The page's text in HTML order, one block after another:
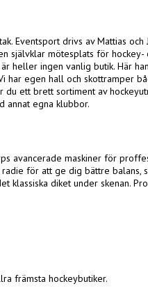
Eventsport drivs av Mattias
självklar mötesplats för hockey-
heller ingen vanlig butik. Här
har egen hall och skottramper
ett brett sortiment av
annat egna klubbor.
avancerade maskiner för
radie för att ge dig bättre
klassiska diket under skenan.
främsta hockeybutiker.